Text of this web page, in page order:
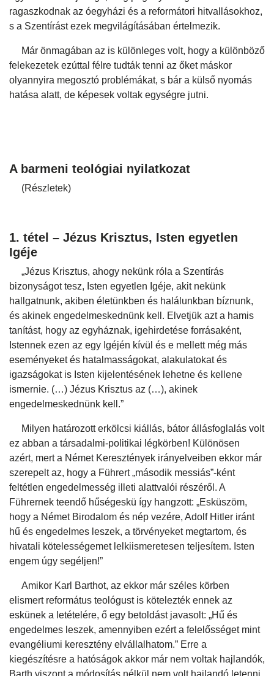
ragaszkodnak az óegyházi és a reformátori hitvallásokhoz,
s a Szentírást ezek megvilágításában értelmezik.
Már önmagában az is különleges volt, hogy a különböző
felekezetek ezúttal félre tudták tenni az őket máskor
olyannyira megosztó problémákat, s bár a külső nyomás
hatása alatt, de képesek voltak egységre jutni.
A barmeni teológiai nyilatkozat
(Részletek)
1. tétel – Jézus Krisztus, Isten egyetlen
Igéje
„Jézus Krisztus, ahogy nekünk róla a Szentírás
bizonyságot tesz, Isten egyetlen Igéje, akit nekünk
hallgatnunk, akiben életünkben és halálunkban bíznunk,
és akinek engedelmeskednünk kell. Elvetjük azt a hamis
tanítást, hogy az egyháznak, igehirdetése forrásaként,
Istennek ezen az egy Igéjén kívül és e mellett még más
eseményeket és hatalmasságokat, alakulatokat és
igazságokat is Isten kijelentésének lehetne és kellene
ismernie. (…) Jézus Krisztus az (…), akinek
engedelmeskednünk kell.”
Milyen határozott erkölcsi kiállás, bátor állásfoglalás volt
ez abban a társadalmi-politikai légkörben! Különösen
azért, mert a Német Keresztények irányelveiben ekkor már
szerepelt az, hogy a Führert „második messiás”-ként
feltétlen engedelmesség illeti alattvalói részéről. A
Führernek teendő hűségeskü így hangzott: „Esküszöm,
hogy a Német Birodalom és nép vezére, Adolf Hitler iránt
hű és engedelmes leszek, a törvényeket megtartom, és
hivatali kötelességemet lelkiismeretesen teljesítem. Isten
engem úgy segéljen!”
Amikor Karl Barthot, az ekkor már széles körben
elismert református teológust is kötelezték ennek az
eskünek a letételére, ő egy betoldást javasolt: „Hű és
engedelmes leszek, amennyiben ezért a felelősséget mint
evangéliumi keresztény elvállalhatom.” Erre a
kiegészítésre a hatóságok akkor már nem voltak hajlandók,
Barth viszont a módosítás nélkül nem volt hajlandó letenni